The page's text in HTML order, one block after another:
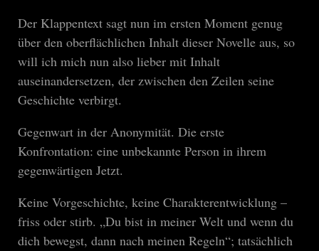
Der Klappentext sagt nun im ersten Moment genug
über den oberflächlichen Inhalt dieser Novelle aus, so
will ich mich nun also lieber mit Inhalt
auseinandersetzen, der zwischen den Zeilen seine
Geschichte verbirgt.
Gegenwart in der Anonymität. Die erste
Konfrontation: eine unbekannte Person in ihrem
gegenwärtigen Jetzt.
Keine Vorgeschichte, keine Charakterentwicklung –
friss oder stirb. „Du bist in meiner Welt und wenn du
dich bewegst, dann nach meinen Regeln“; tatsächlich